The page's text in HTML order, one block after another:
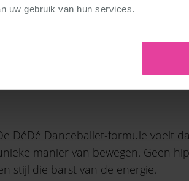
uw gebruik van hun services.
Route
dansen bij
DéDé Danceballet-formule voelt
manier van bewegen. Geen
stijl die barst van de energie.